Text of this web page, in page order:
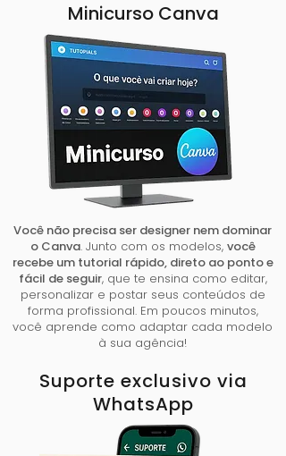
Minicurso Canva
Você não precisa ser designer nem dominar
o Canva. Junto com os modelos, você
recebe um tutorial rápido, direto ao ponto e
fácil de seguir, que te ensina como editar,
personalizar e postar seus conteúdos de
forma profissional. Em poucos minutos,
você aprende como adaptar cada modelo
à sua agência!
Suporte exclusivo via
WhatsApp